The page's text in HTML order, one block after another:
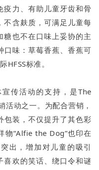
疫力、有助儿童牙齿和骨
不含麸质，可满足儿童每
糖也不在口味上妥协的主
口味：草莓香蕉、香蕉可
HFSS标准。
传活动的支持，是The
动之一。为配合营销，
包装，不仅提升了其色彩
物“Alfie the Dog”也印在
出，增加对儿童的吸引
喜欢的笑话、绕口令和谜